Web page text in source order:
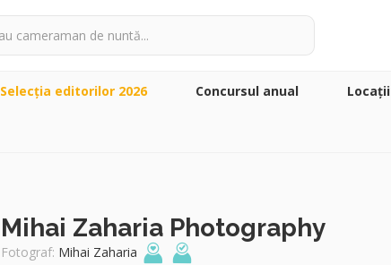
Selecţia editorilor 2026 Concursul anual Locaţii
Mihai Zaharia Photography
Fotograf: Mihai Zaharia